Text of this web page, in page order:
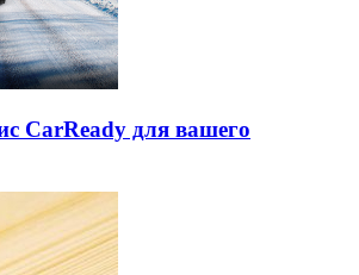
CarReady для вашего